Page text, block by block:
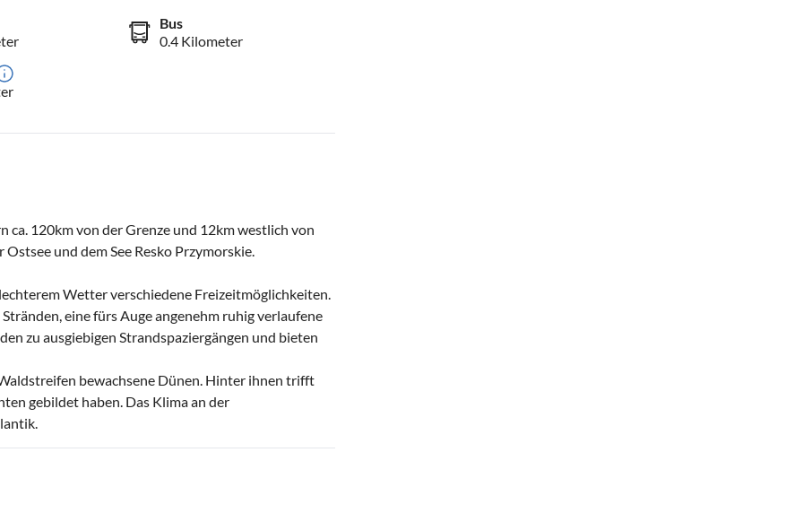
Bus
0.4 Kilometer
120km von der Grenze und 12km westlich von
und dem See Resko Przymorskie.
Wetter verschiedene Freizeitmöglichkeiten.
eine fürs Auge angenehm ruhig verlaufene
zu ausgiebigen Strandspaziergängen und bieten
bewachsene Dünen. Hinter ihnen trifft
gebildet haben. Das Klima an der